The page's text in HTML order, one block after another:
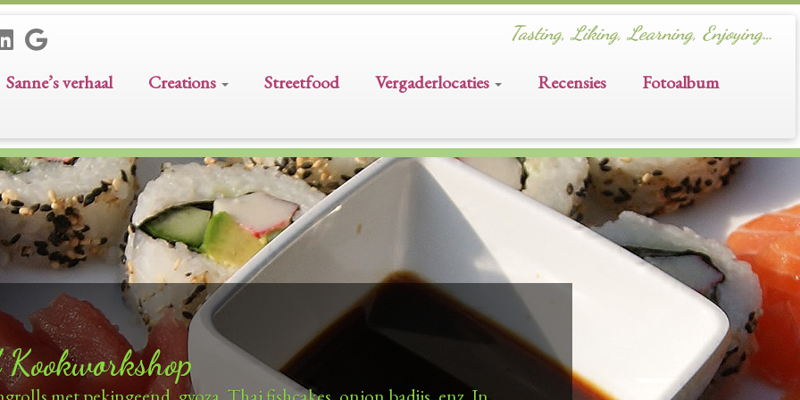
Tasting, Liking, Learning, Enjoying…
Sanne’s verhaal Creations Streetfood Vergaderlocaties Recensies
Fotoalbum